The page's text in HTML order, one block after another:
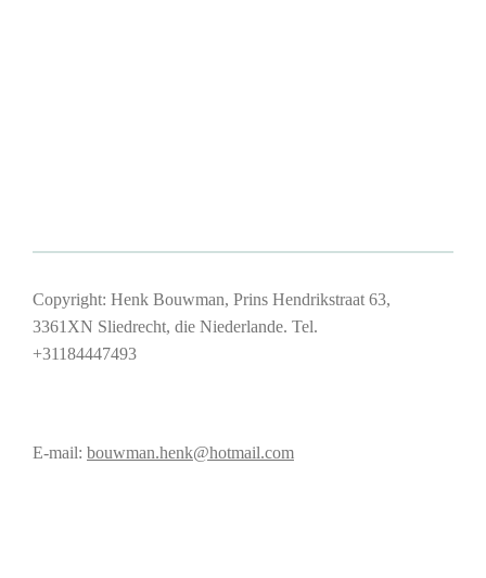
Copyright: Henk Bouwman, Prins Hendrikstraat 63,
3361XN Sliedrecht, die Niederlande. Tel.
+31184447493
E-mail: bouwman.henk@hotmail.com